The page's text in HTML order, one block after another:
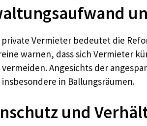
private Vermieter bedeutet die
warnen, dass sich Vermieter
vermeiden. Angesichts der
in Ballungsräumen.
und